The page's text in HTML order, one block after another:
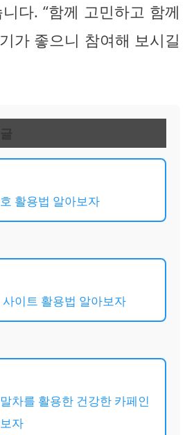
다. “함께 고민하고 함께
가 좋으니 참여해 보시길
활용법 알아보자
이트 활용법 알아보자
차를 활용한 건강한 카페인
자